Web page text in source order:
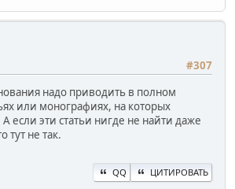
#307
надо приводить в полном
или монографиях, на которых
если эти статьи нигде не найти даже
тут не так.
QQ ЦИТИРОВАТЬ